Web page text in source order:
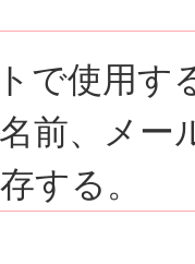
で使用す
前、メー
する。